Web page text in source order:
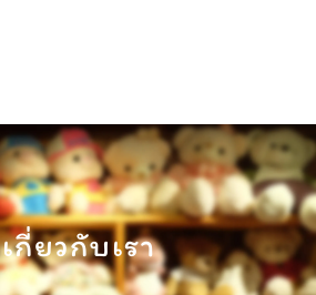
เกี่ยวกับเรา